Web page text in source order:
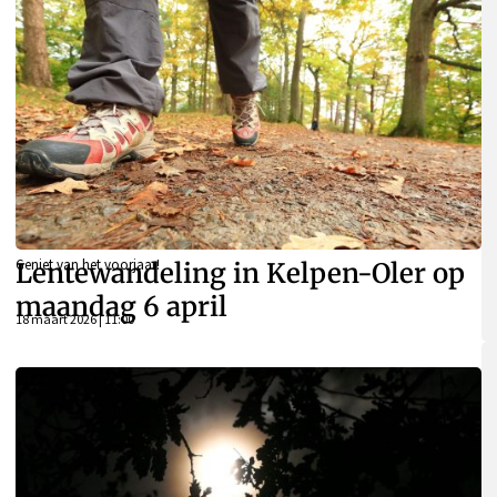
Geniet van het voorjaar!
Lentewandeling in Kelpen-Oler op
maandag 6 april
18 maart 2026 | 11:00